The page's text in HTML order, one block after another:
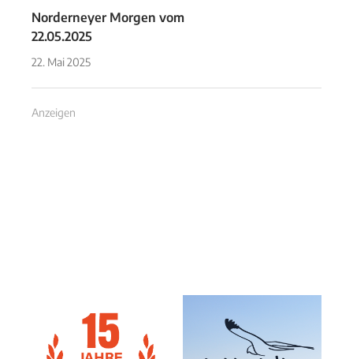
Norderneyer Morgen vom
22.05.2025
22. Mai 2025
Anzeigen